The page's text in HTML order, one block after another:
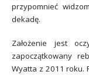
przypomnieć
dekadę.
Założenie jest
zapoczątkowany
Wyatta z 2011 roku.